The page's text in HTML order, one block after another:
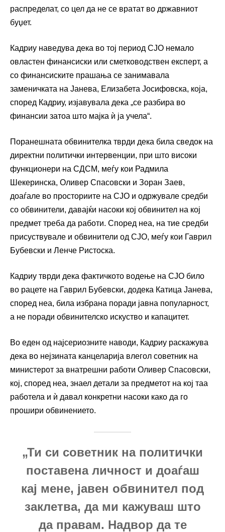
распределат, со цел да не се вратат во државниот
буџет.
Кадриу наведува дека во тој период СЈО немало
овластен финансиски или сметководствен експерт, а
со финансиските прашања се занимавала
заменичката на Јанева, Елизабета Јосифовска, која,
според Кадриу, изјавувала дека „се разбира во
финансии затоа што мајка ѝ ја учела“.
Поранешната обвинителка тврди дека била сведок на
директни политички интервенции, при што високи
функционери на СДСМ, меѓу кои Радмила
Шекеринска, Оливер Спасовски и Зоран Заев,
доаѓале во просториите на СЈО и одржувале средби
со обвинители, давајќи насоки кој обвинител на кој
предмет треба да работи. Според неа, на тие средби
присуствувале и обвинители од СЈО, меѓу кои Гаврил
Бубевски и Ленче Ристоска.
Кадриу тврди дека фактичкото водење на СЈО било
во рацете на Гаврил Бубевски, додека Катица Јанева,
според неа, била избрана поради јавна популарност,
а не поради обвинителско искуство и капацитет.
Во еден од најсериозните наводи, Кадриу раскажува
дека во нејзината канцеларија влегол советник на
министерот за внатрешни работи Оливер Спасовски,
кој, според неа, знаел детали за предметот на кој таа
работела и ѝ давал конкретни насоки како да го
прошири обвинението.
„Ти си советник на политички
поставена личност и доаѓаш
кај мене, јавен обвинител под
заклетва, да ми кажуваш што
да правам. Надвор да те